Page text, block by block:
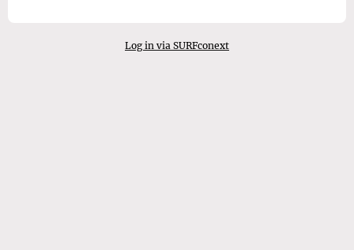
Log in via SURFconext